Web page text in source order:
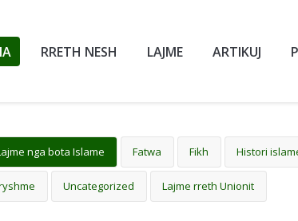
RRETH NESH LAJME ARTIKUJ
nga bota Islame Fatwa Fikh Histori
Uncategorized Lajme rreth Unionit